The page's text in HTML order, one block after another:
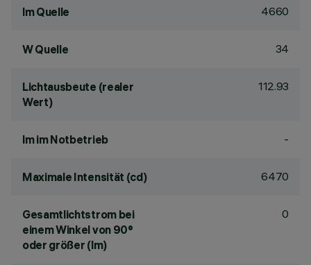
lm Quelle 4660
W Quelle 34
Lichtausbeute (realer
Wert)
112.93
lm im Notbetrieb -
Maximale Intensität (cd) 6470
Gesamtlichtstrom bei
einem Winkel von 90°
oder größer (lm)
0